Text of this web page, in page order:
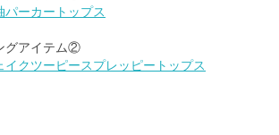
クツーピースプレッピートップス